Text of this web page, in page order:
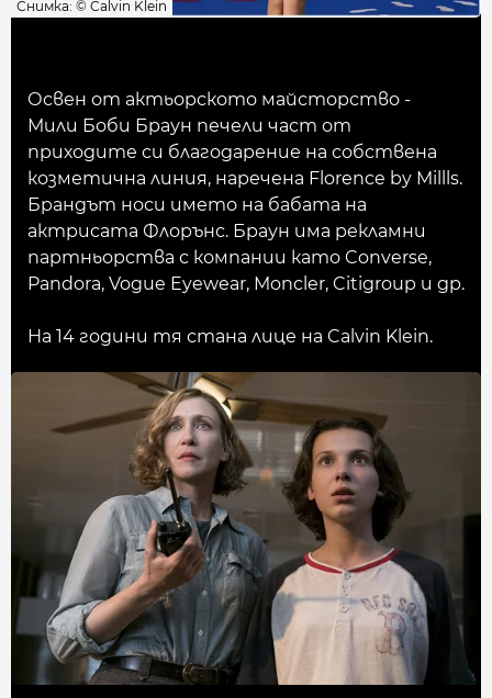
Снимка: © Calvin Klein
Освен от актьорското майсторство -
Мили Боби Браун печели част от
приходите си благодарение на собствена
козметична линия, наречена Florence by Millls.
Брандът носи името на бабата на
актрисата Флорънс. Браун има рекламни
партньорства с компании като Converse,
Pandora, Vogue Eyewear, Moncler, Citigroup и др.
На 14 години тя стана лице на Calvin Klein.